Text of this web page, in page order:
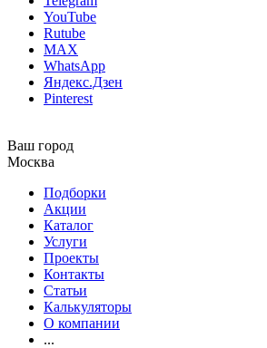
YouTube
Rutube
MAX
WhatsApp
Яндекс.Дзен
Pinterest
Ваш город
Москва
Подборки
Акции
Каталог
Услуги
Проекты
Контакты
Статьи
Калькуляторы
О компании
...